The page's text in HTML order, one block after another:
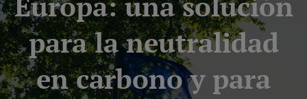
para la neutralidad
en carbono y para